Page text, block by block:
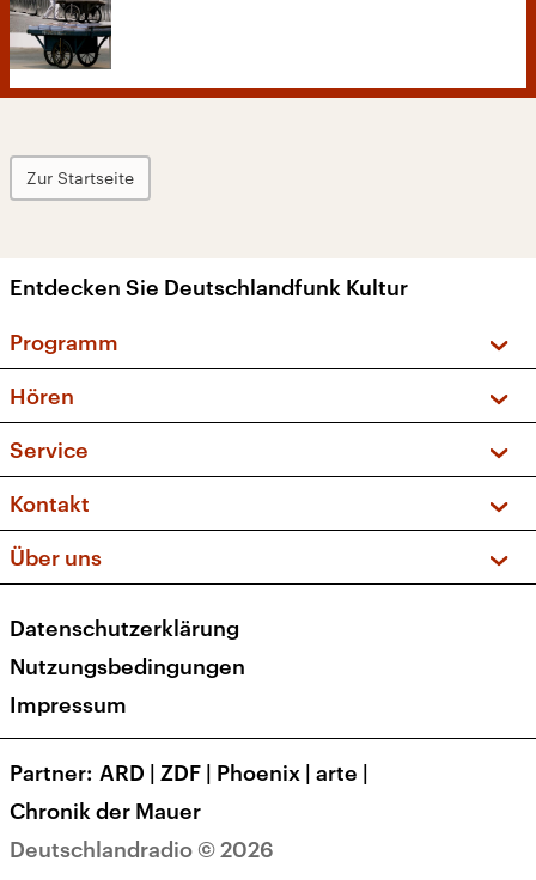
Zur Startseite
Entdecken Sie Deutschlandfunk Kultur
Programm
Sendungen und Podcasts
Musikliste
Kakadu – Das Kinderprogramm
Hören
Frequenzen (UKW + DAB+)
Service
FAQ
Apps
Newsletter
Veranstaltungen
Kontakt
Social Media
Über uns
Presse
Karriere
Transparenz
Deutschlandradio © 2026
Datenschutzerklärung
Nutzungsbedingungen
Impressum
Partner ARD | ZDF | Phoenix | arte |
Chronik der Mauer